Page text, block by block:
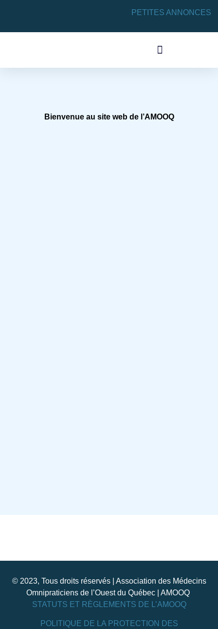
PETITES ANNONCES
Bienvenue au site web de l’AMOOQ
© 2023, Tous droits réservés | Association des Médecins
Omnipraticiens de l’Ouest du Québec | AMOOQ
STATUTS ET RÈGLEMENTS DE L’AMOOQ
POLITIQUE DE LA PROTECTION DES